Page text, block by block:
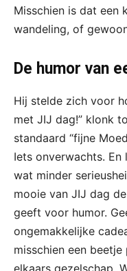
Misschien is dat een
wandeling, of
De humor van
Hij stelde zich voor
met JIJ dag!” klonk
standaard “fijne
Iets onverwachts.
wat minder
mooie van JIJ dag
geeft voor humor.
ongemakkelijke
misschien een